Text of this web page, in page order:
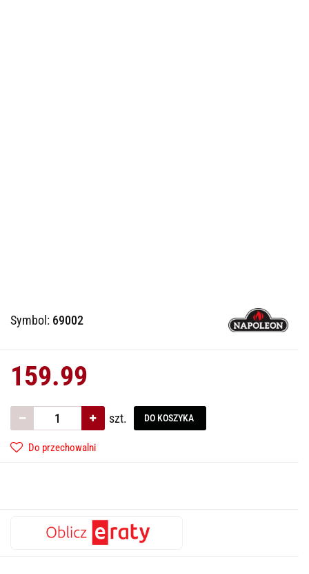
Symbol: 69002
159.99
szt. DO KOSZYKA
Do przechowalni